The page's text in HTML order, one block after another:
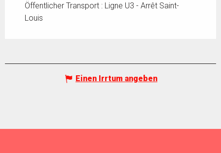
Öffentlicher Transport : Ligne U3 - Arrêt Saint-
Louis
Einen Irrtum angeben